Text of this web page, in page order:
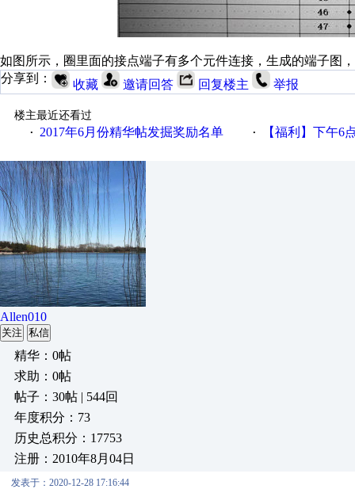
如图所示，圈里面的接点端子有多个元件连接，生成的端子图
分享到：
收藏 邀请回答 回复楼主 举报
楼主最近还看过
·
2017年6月份精华帖发掘奖励名单 · 【福利】下午6点论坛大
Allen010
关注 私信
精华：0帖
求助：0帖
帖子：30帖 | 544回
年度积分：73
历史总积分：17753
注册：2010年8月04日
发表于：2020-12-28 17:16:44